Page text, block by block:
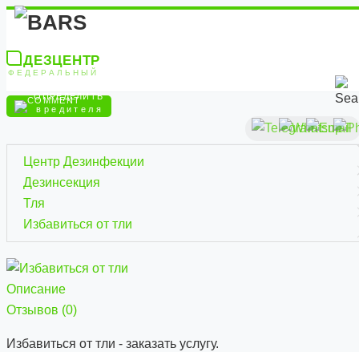
ДЕЗЦЕНТР
ФЕДЕРАЛЬНЫЙ
ОПРЕДЕЛИТЬ
вредителя
Центр Дезинфекции
Дезинсекция
Тля
Избавиться от тли
Описание
Отзывов (0)
Избавиться от тли - заказать услугу.